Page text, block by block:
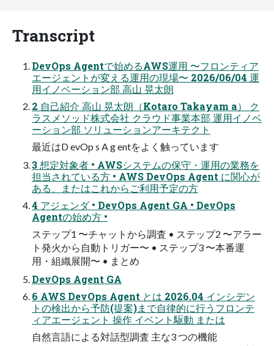
Transcript
DevOps Agentで始めるAWS運用 〜フロンティア
エージェントが変える運用の現場〜 2026/06/04 運
用イノベーション部 高山 晃太朗
2 自己紹介 高山 晃太朗（Kotaro Takayam a） ク
ラスメソッド株式会社 クラウド事業本部 運用イノベ
ーション部 ソリューションアーキテクト
最近はD evOp s A g entをよく触っています
3 想定対象者 • AWSシステムの保守・運用の業務を
担当されている⽅ • AWS DevOps Agent に関⼼が
ある、またはこれからご利用予定の⽅
4 アジェンダ • DevOps Agent GA • DevOps
Agentの始め方 •
ステップ1 〜チャットから調査 • ステップ2 〜アラー
ト発火から自動トリガー〜 • ステップ3 〜本番運
用・組織展開〜 • まとめ
DevOps Agent GA
6 AWS DevOps Agent とは 2026.04 インシデン
トの検出から予防(提案)まで自律的に行うフロンテ
ィアエージェント 操作 イベント駆動 または
自然言語による対話型調査 主な3 つの機能